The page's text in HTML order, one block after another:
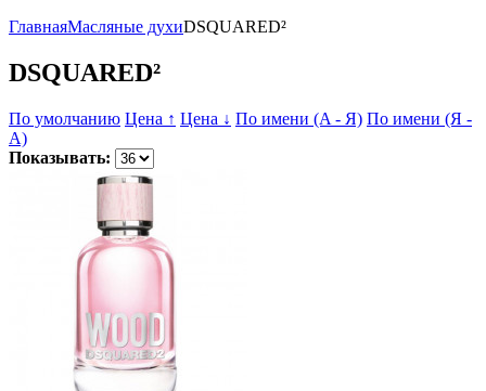
ГлавнаяМасляные духиDSQUARED²
DSQUARED²
По умолчанию Цена ↑ Цена ↓ По имени (A - Я) По имени (Я -
A)
Показывать: